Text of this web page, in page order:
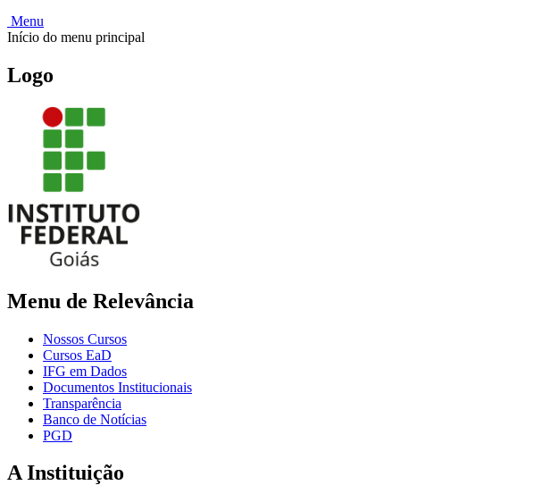
Menu
Início do menu principal
Logo
Menu de Relevância
Nossos Cursos
Cursos EaD
IFG em Dados
Documentos Institucionais
Transparência
Banco de Notícias
PGD
A Instituição